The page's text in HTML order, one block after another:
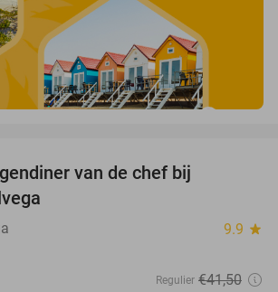
van de chef bij
9.9 star
Regulier €41,50